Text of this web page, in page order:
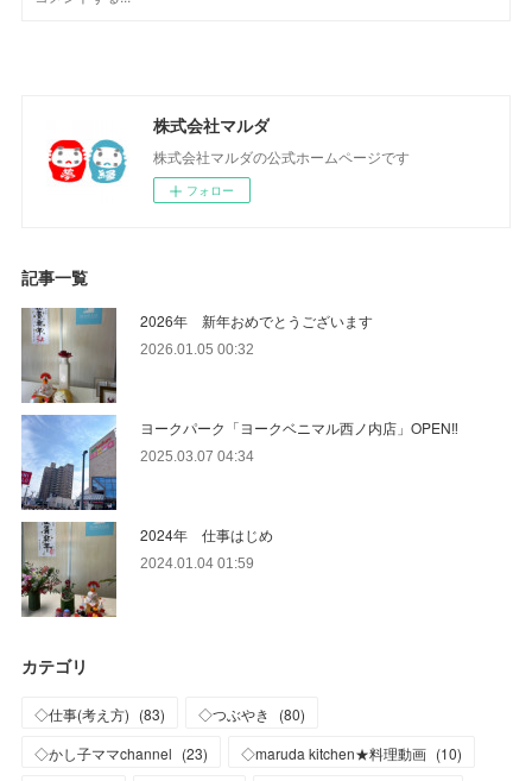
株式会社マルダ
株式会社マルダの公式ホームページです
フォロー
記事一覧
2026年 新年おめでとうございます
2026.01.05 00:32
ヨークパーク「ヨークベニマル西ノ内店」OPEN‼
2025.03.07 04:34
2024年 仕事はじめ
2024.01.04 01:59
カテゴリ
◇仕事(考え方) (83) ◇つぶやき (80)
◇かし子ママchannel (23) ◇maruda kitchen★料理動画 (10)